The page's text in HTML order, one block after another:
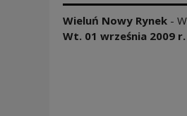
Wieluń Nowy Rynek -
Wt. 01 września 2009r.